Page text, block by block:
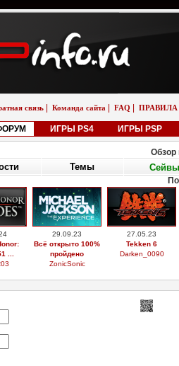
связь Команда сайта FAQ ПРАВИЛА
ИГРЫ PS4 ИГРЫ PSP
Обзор
Темы Сейвы
...
29.09.23
Всё открыто 100%
пройдено
ZonicSonic
27.05.23
Tekken 6
Darken_0090